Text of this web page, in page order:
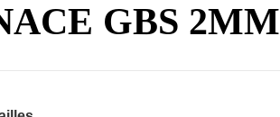
GBS 2MM